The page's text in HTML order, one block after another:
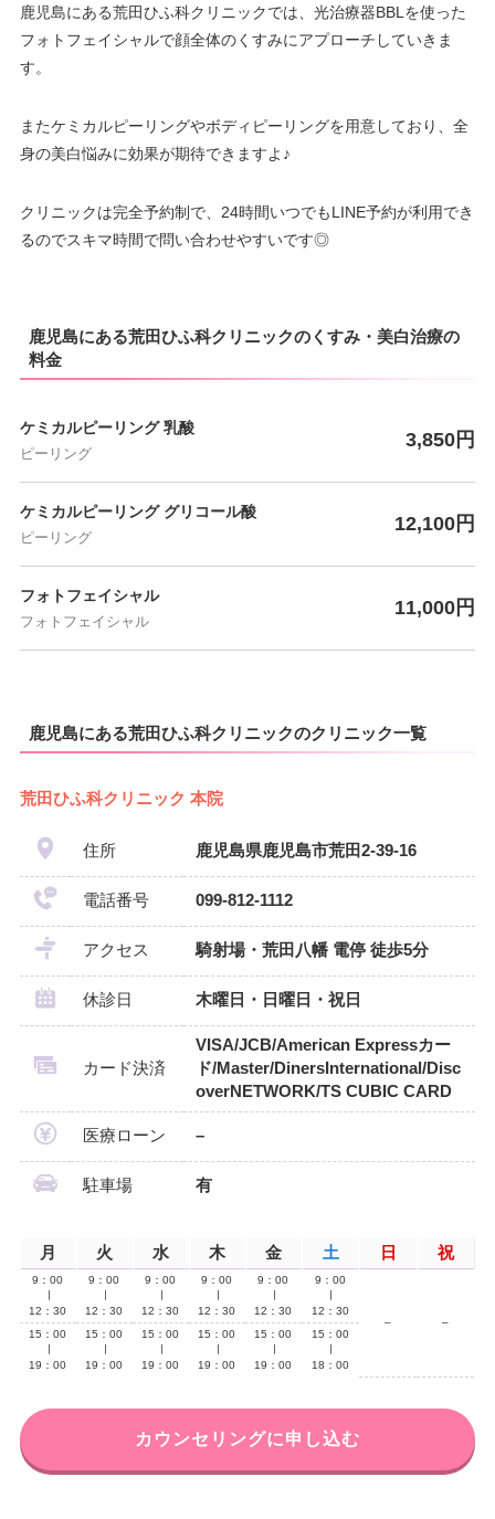
鹿児島にある荒田ひふ科クリニックでは、光治療器BBLを使った
フォトフェイシャルで顔全体のくすみにアプローチしていきま
す。
またケミカルピーリングやボディピーリングを用意しており、全
身の美白悩みに効果が期待できますよ♪
クリニックは完全予約制で、24時間いつでもLINE予約が利用でき
るのでスキマ時間で問い合わせやすいです◎
鹿児島にある荒田ひふ科クリニックのくすみ・美白治療の
料金
ケミカルピーリング 乳酸
ピーリング
3,850円
ケミカルピーリング グリコール酸
ピーリング
12,100円
フォトフェイシャル
フォトフェイシャル
11,000円
鹿児島にある荒田ひふ科クリニックのクリニック一覧
荒田ひふ科クリニック 本院
住所 鹿児島県鹿児島市荒田2-39-16
電話番号 099-812-1112
アクセス 騎射場・荒田八幡 電停 徒歩5分
休診日 木曜日・日曜日・祝日
カード決済
VISA/JCB/American Expressカー
ド/Master/DinersInternational/Disc
overNETWORK/TS CUBIC CARD
医療ローン –
駐車場 有
月 火 水 木 金 土 日 祝
9：00
12：30
9：00
12：30
9：00
12：30
9：00
12：30
9：00
12：30
9：00
12：30
–
–
15：00
19：00
15：00
19：00
15：00
19：00
15：00
19：00
15：00
19：00
15：00
18：00
カウンセリングに申し込む